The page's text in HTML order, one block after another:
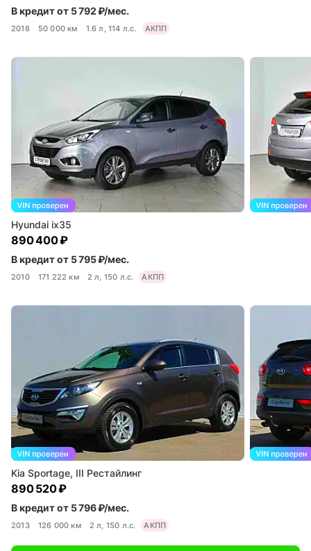
В кредит от 5 792 ₽/мес.
2018 50 000 км 1.6 л, 114 л.с. АКПП
Hyundai ix35
890 400 ₽
В кредит от 5 795 ₽/мес.
2010 171 222 км 2 л, 150 л.с. АКПП
Kia Sportage, III Рестайлинг
890 520 ₽
В кредит от 5 796 ₽/мес.
2013 126 000 км 2 л, 150 л.с. АКПП